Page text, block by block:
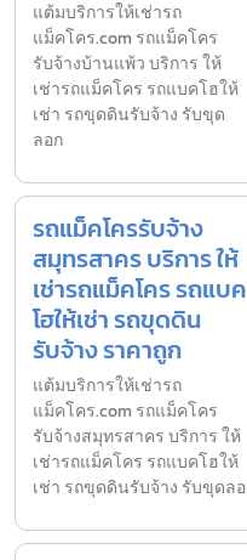
แต้มบริการให้เช่ารถ
แม็คโคร.com รถแม็คโคร
รับจ้างบ้านแพ้ว บริการ ให้
เช่ารถแม็คโคร รถแบคโฮให้
เช่า รถขุดดินรับจ้าง รับขุด
ลอก
รถแม็คโครรับจ้าง
สมุทรสาคร บริการ ให้
เช่ารถแม็คโคร รถแบค
โฮให้เช่า รถขุดดิน
รับจ้าง ราคาถูก
แต้มบริการให้เช่ารถ
แม็คโคร.com รถแม็คโคร
รับจ้างสมุทรสาคร บริการ ให้
เช่ารถแม็คโคร รถแบคโฮให้
เช่า รถขุดดินรับจ้าง รับขุดลอ